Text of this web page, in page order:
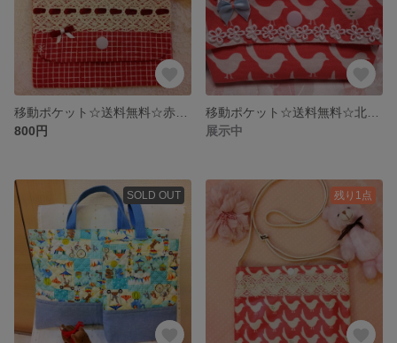
800円
展示中
SOLD OUT 残り1点